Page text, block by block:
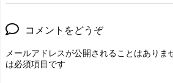
コメントをどうぞ
メールアドレスが公開されることはありま
は必須項目です